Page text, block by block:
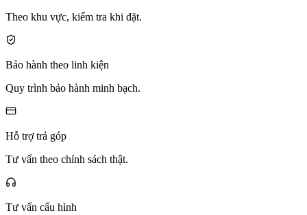
Theo khu vực, kiểm tra khi đặt.
Bảo hành theo linh kiện
Quy trình bảo hành minh bạch.
Hỗ trợ trả góp
Tư vấn theo chính sách thật.
Tư vấn cấu hình